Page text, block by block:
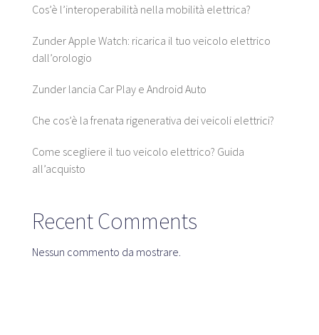
Cerchiamo posizioni
Cosa stiamo cercando?
Cosa offriamo?
Mappa
Cos’è l’interoperabilità nella mobilità elettrica?
Zunder Apple Watch: ricarica il tuo veicolo elettrico
dall’orologio
Zunder lancia Car Play e Android Auto
Che cos’è la frenata rigenerativa dei veicoli elettrici?
Come scegliere il tuo veicolo elettrico? Guida
all’acquisto
Recent Comments
Nessun commento da mostrare.